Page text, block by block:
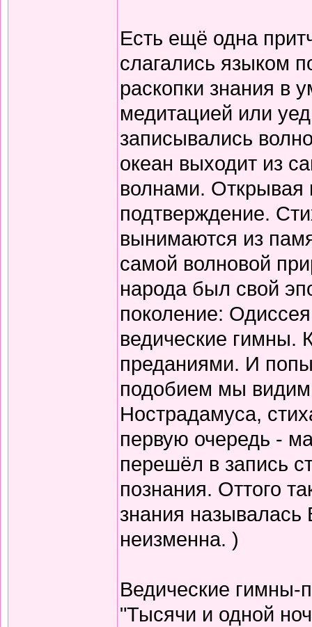
Есть ещё одна
слагались языком
раскопки знания в
медитацией или
записывались
океан выходит из
волнами. Открывая
подтверждение.
вынимаются из
самой волновой
народа был свой
поколение:
ведические гимны.
преданиями. И
подобием мы видим
Нострадамуса,
первую очередь -
перешёл в запись
познания. Оттого
знания
неизменна. )
Ведические гимны-
"Тысячи и одной